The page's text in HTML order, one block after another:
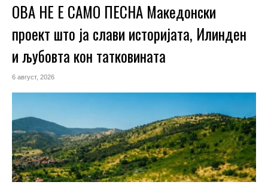
ОВА НЕ Е САМО ПЕСНА Македонски
проект што ја слави историјата, Илинден
и љубовта кон татковината
6 август, 2026